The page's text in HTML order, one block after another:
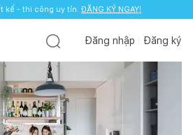
kế - thi công uy tín. ĐĂNG KÝ NGAY!
Đăng nhập Đăng ký